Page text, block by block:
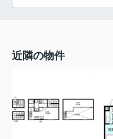
近隣の物件